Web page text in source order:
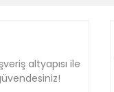
altyapısı ile